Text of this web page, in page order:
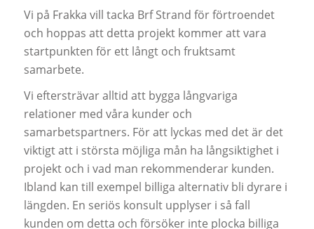
Vi på Frakka vill tacka Brf Strand för förtroendet
och hoppas att detta projekt kommer att vara
startpunkten för ett långt och fruktsamt
samarbete.
Vi eftersträvar alltid att bygga långvariga
relationer med våra kunder och
samarbetspartners. För att lyckas med det är det
viktigt att i största möjliga mån ha långsiktighet i
projekt och i vad man rekommenderar kunden.
Ibland kan till exempel billiga alternativ bli dyrare i
längden. En seriös konsult upplyser i så fall
kunden om detta och försöker inte plocka billiga